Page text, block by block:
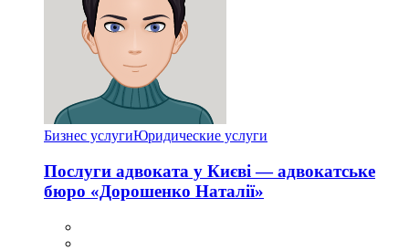
Бизнес услугиЮридические услуги
Послуги адвоката у Києві — адвокатське
бюро «Дорошенко Наталії»